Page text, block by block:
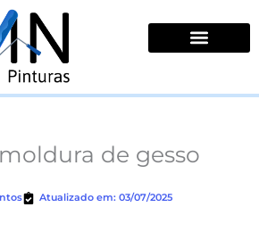
de gesso
Atualizado em: 03/07/2025